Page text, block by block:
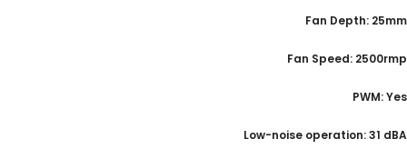
Fan Depth: 25mm
Fan Speed: 2500rmp
PWM: Yes
Low-noise operation: 31 dBA